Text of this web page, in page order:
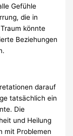
Gefühle
die in
könnte
Beziehungen
darauf
tatsächlich ein
Die
und Heilung
mit Problemen